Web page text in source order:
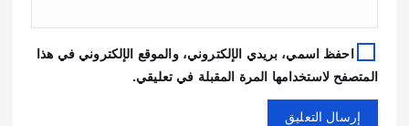
احفظ اسمي، بريدي الإلكتروني، والموقع الإلكتروني في هذا
المتصفح لاستخدامها المرة المقبلة في تعليقي.